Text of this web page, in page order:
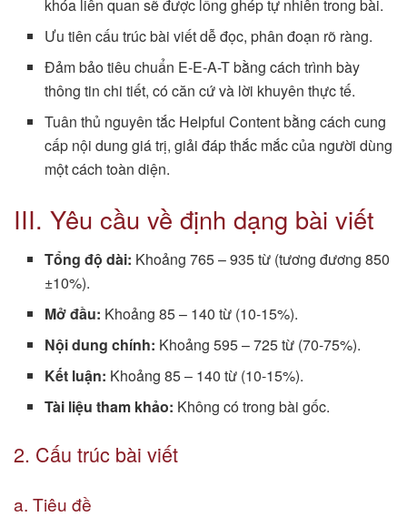
khóa liên quan sẽ được lồng ghép tự nhiên trong bài.
Ưu tiên cấu trúc bài viết dễ đọc, phân đoạn rõ ràng.
Đảm bảo tiêu chuẩn E-E-A-T bằng cách trình bày
thông tin chi tiết, có căn cứ và lời khuyên thực tế.
Tuân thủ nguyên tắc Helpful Content bằng cách cung
cấp nội dung giá trị, giải đáp thắc mắc của người dùng
một cách toàn diện.
III. Yêu cầu về định dạng bài viết
Tổng độ dài: Khoảng 765 – 935 từ (tương đương 850
±10%).
Mở đầu: Khoảng 85 – 140 từ (10-15%).
Nội dung chính: Khoảng 595 – 725 từ (70-75%).
Kết luận: Khoảng 85 – 140 từ (10-15%).
Tài liệu tham khảo: Không có trong bài gốc.
2. Cấu trúc bài viết
a. Tiêu đề